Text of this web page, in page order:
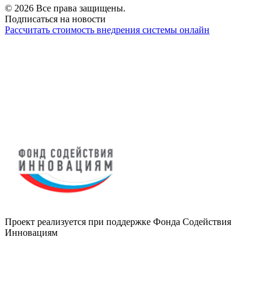
© 2026 Все права защищены.
Подписаться на новости
Рассчитать стоимость внедрения системы онлайн
Проект реализуется при поддержке Фонда Содействия
Инновациям